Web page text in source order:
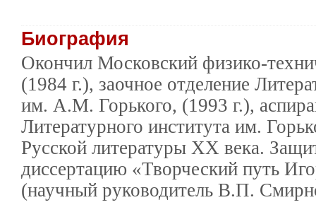
Биография
Окончил Московский физико-
(1984 г.), заочное отделение
им. А.М. Горького, (1993 г.),
Литературного института им.
Русской литературы ХХ века.
диссертацию «Творческий путь
(научный руководитель В.П.